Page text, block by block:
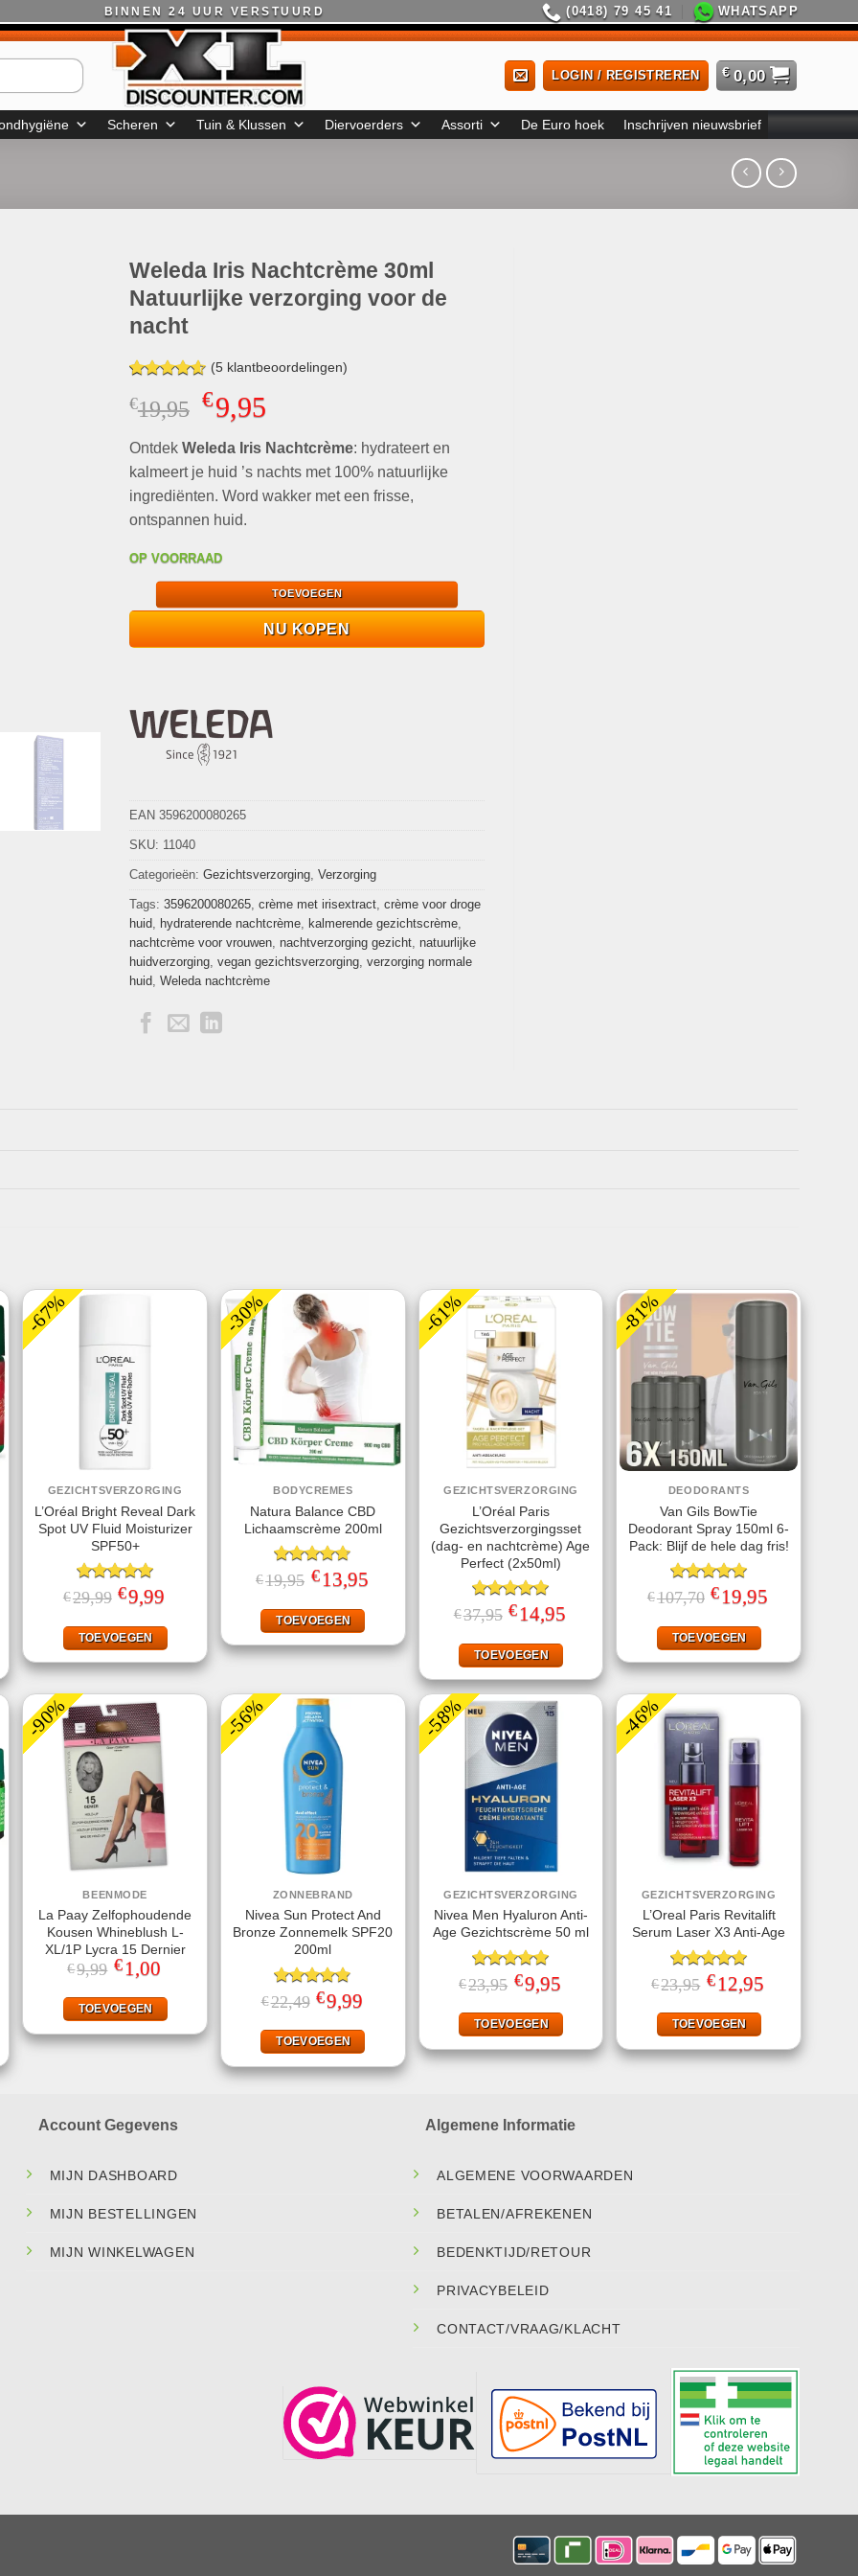
BINNEN 24 UUR VERSTUURD (0418) 79 45 41 WHATSAPP
LOGIN / REGISTREREN € 0,00
Scheren Tuin & Klussen Diervoerders Assorti De Euro hoek Inschrijven nieuwsbrief
Weleda Iris Nachtcrème 30ml
Natuurlijke verzorging voor de
nacht
Gewaardeerd
4.60op 5
gebaseerd
waarderingen
(5klantbeoordelingen)
€19,95 Oorspronkelijke
prijs
was:
€19,95.
€9,95Huidige
is:
€9,95.
Ontdek Weleda Iris Nachtcrème: hydrateert en
kalmeert je huid ’s nachts met 100% natuurlijke
ingrediënten. Word wakker met een frisse,
ontspannen huid.
OP VOORRAAD
TOEVOEGEN
NU KOPEN
EAN 3596200080265
SKU: 11040
Categorieën: Gezichtsverzorging, Verzorging
Tags: 3596200080265, crème met irisextract, crème voor droge
huid, hydraterende nachtcrème, kalmerende gezichtscrème,
nachtcrème voor vrouwen, nachtverzorging gezicht, natuurlijke
huidverzorging, vegan gezichtsverzorging, verzorging normale
huid, Weleda nachtcrème
-67%
GEZICHTSVERZORGING
L’Oréal Bright Reveal Dark
Spot UV Fluid Moisturizer
SPF50+
Gewaardeerd
5.00 uit 5
€29,99 Oorspronkelijke
prijs
€29,99.
€9,99
€9,99.
TOEVOEGEN
-30%
BODYCREMES
Natura Balance CBD
Lichaamscrème 200ml
Gewaardeerd
4.67uit 5
€19,95 Oorspronkelijke
prijs
€19,95.
€ 13,95prijs
TOEVOEGEN
-61%
GEZICHTSVERZORGING
L’Oréal Paris
Gezichtsverzorgingsset
(dag- en nachtcrème) Age
Perfect (2x50ml)
Gewaardeerd
5.00uit 5
€37,95 Oorspronkelijke
prijs
€37,95.
€ 14,95
TOEVOEGEN
-81%
DEODORANTS
Van Gils BowTie
Deodorant Spray 150ml 6-
Pack: Blijf de hele dag fris!
Gewaardeerd
5.00 uit 5
€107,70 Oorspronkelijke
prijs
€107,70.
€ 19,95
TOEVOEGEN
-90%
BEENMODE
La Paay Zelfophoudende
Kousen Whineblush L-
XL/1P Lycra 15 Dernier
€9,99 Oorspronkelijke
prijs
€9,99.
€ 1,00Huidige
€1,00.
TOEVOEGEN
-56%
ZONNEBRAND
Nivea Sun Protect And
Bronze Zonnemelk SPF20
200ml
Gewaardeerd
4.78uit 5
€22,49 Oorspronkelijke
prijs
€22,49.
€9,99
€9,99.
TOEVOEGEN
-58%
GEZICHTSVERZORGING
Nivea Men Hyaluron Anti-
Age Gezichtscrème 50 ml
Gewaardeerd
5.00 uit 5
€23,95 Oorspronkelijke
prijs
€23,95.
€9,95prijs
€9,95.
TOEVOEGEN
-46%
GEZICHTSVERZORGING
L’Oreal Paris Revitalift
Serum Laser X3 Anti-Age
Gewaardeerd
5.00uit 5
€23,95 Oorspronkelijke
prijs
€23,95.
€ 12,95prijs
TOEVOEGEN
Account Gegevens
MIJN DASHBOARD
MIJN BESTELLINGEN
MIJN WINKELWAGEN
Algemene Informatie
ALGEMENE VOORWAARDEN
BETALEN/AFREKENEN
BEDENKTIJD/RETOUR
PRIVACYBELEID
CONTACT/VRAAG/KLACHT